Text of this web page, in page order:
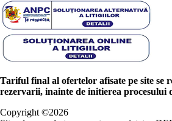
Tariful final al ofertelor afisate pe site se
rezervarii, inainte de initierea procesului
Copyright ©2026